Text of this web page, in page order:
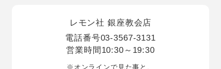
レモン社 銀座教会店
電話番号03-3567-3131
営業時間 10:30～19:30
※オンラインで見た事と、